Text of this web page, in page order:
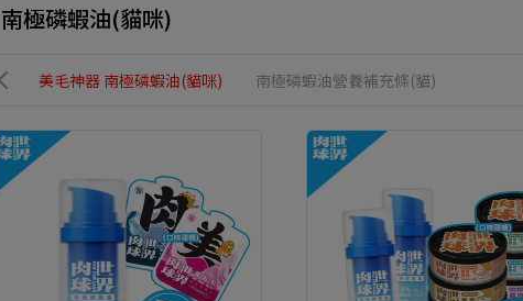
南極磷蝦油(貓咪)
美毛神器 南極磷蝦油(貓咪) 南極磷蝦油營養補充條(貓)